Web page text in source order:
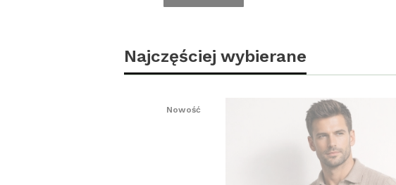
Najczęściej wybierane
Nowość